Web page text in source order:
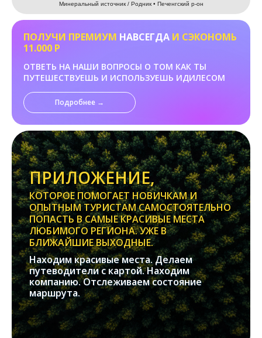
Минеральный источник / Родник • Печенгский р-он
ПОЛУЧИ ПРЕМИУМ НАВСЕГДА И СЭКОНОМЬ
11.000 Р
ОТВЕТЬ НА НАШИ ВОПРОСЫ О ТОМ КАК ТЫ
ПУТЕШЕСТВУЕШЬ И ИСПОЛЬЗУЕШЬ ИДИЛЕСОМ
Подробнее →
ПРИЛОЖЕНИЕ,
КОТОРОЕ ПОМОГАЕТ НОВИЧКАМ И
ОПЫТНЫМ ТУРИСТАМ САМОСТОЯТЕЛЬНО
ПОПАСТЬ В САМЫЕ КРАСИВЫЕ МЕСТА
ЛЮБИМОГО РЕГИОНА. УЖЕ В
БЛИЖАЙШИЕ ВЫХОДНЫЕ.
Находим красивые места. Делаем
путеводители с картой. Находим
компанию. Отслеживаем состояние
маршрута.